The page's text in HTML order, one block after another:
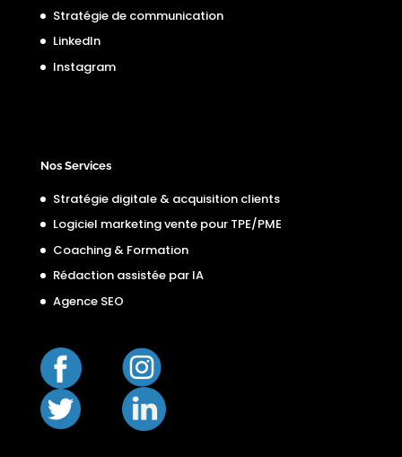
Stratégie de communication
LinkedIn
Instagram
Nos Services
Stratégie digitale & acquisition clients
Logiciel marketing vente pour TPE/PME
Coaching & Formation
Rédaction assistée par IA
Agence SEO